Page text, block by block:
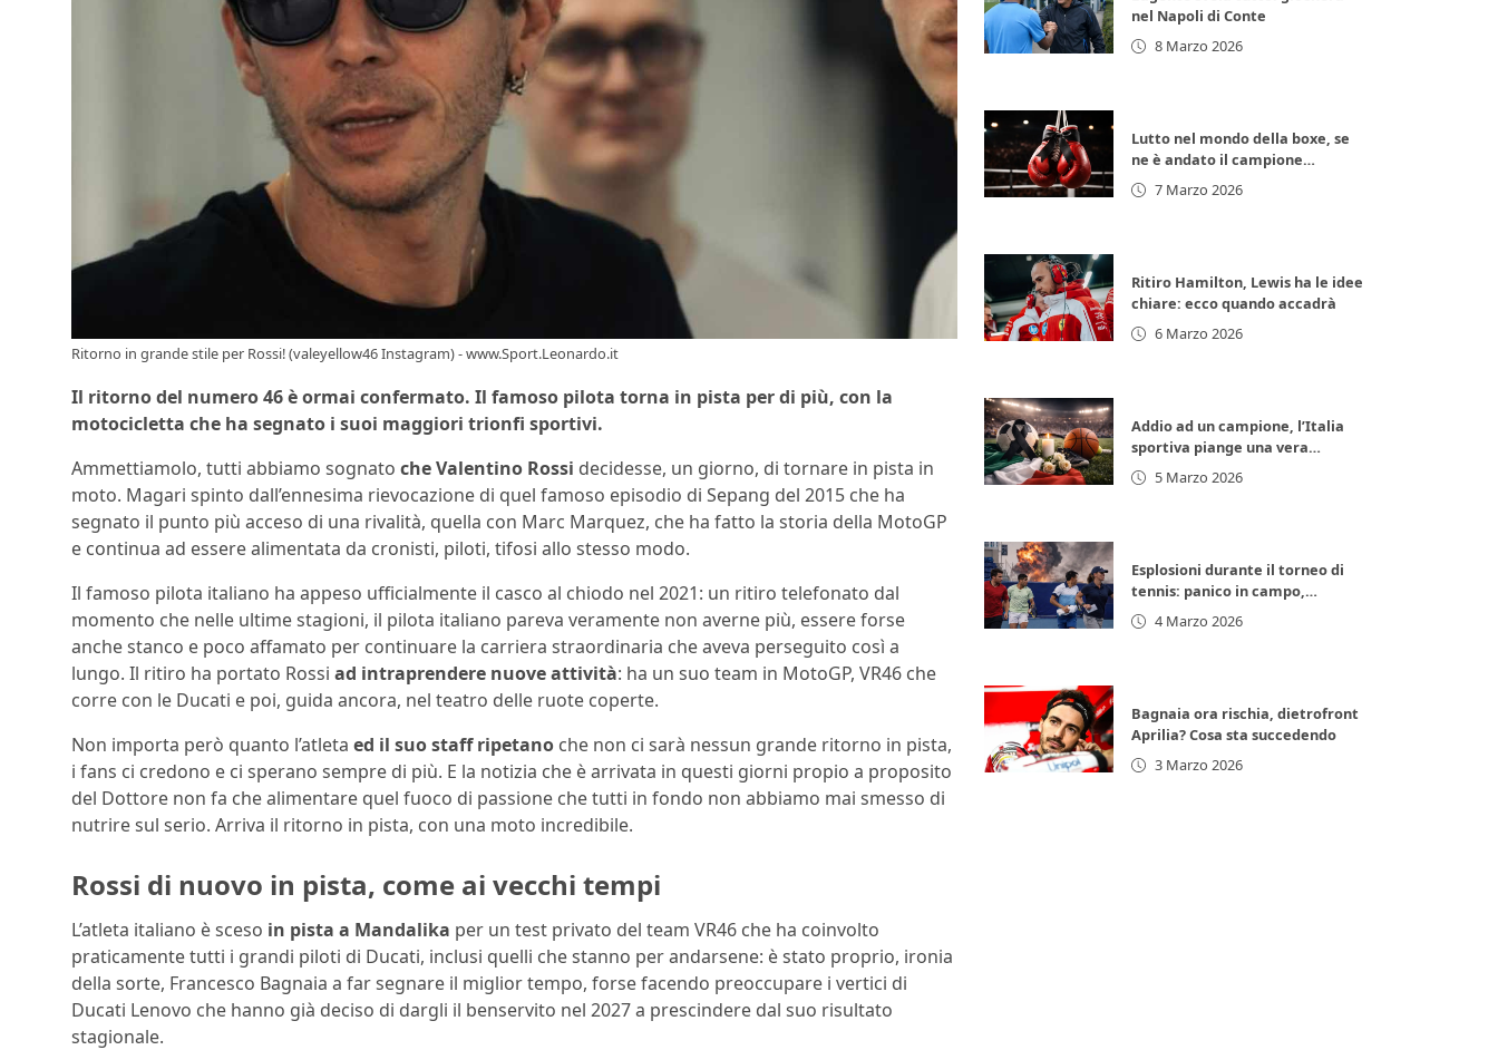
Ritorno in grande stile per Rossi! (valeyellow46 Instagram) - www.Sport.Leonardo.it
Il ritorno del numero 46 è ormai confermato. Il famoso pilota torna in pista per di più, con la
motocicletta che ha segnato i suoi maggiori trionfi sportivi.
Ammettiamolo, tutti abbiamo sognato che Valentino Rossi decidesse, un giorno, di tornare in pista in
moto. Magari spinto dall’ennesima rievocazione di quel famoso episodio di Sepang del 2015 che ha
segnato il punto più acceso di una rivalità, quella con Marc Marquez, che ha fatto la storia della MotoGP
e continua ad essere alimentata da cronisti, piloti, tifosi allo stesso modo.
Il famoso pilota italiano ha appeso ufficialmente il casco al chiodo nel 2021: un ritiro telefonato dal
momento che nelle ultime stagioni, il pilota italiano pareva veramente non averne più, essere forse
anche stanco e poco affamato per continuare la carriera straordinaria che aveva perseguito così a
lungo. Il ritiro ha portato Rossi ad intraprendere nuove attività: ha un suo team in MotoGP, VR46 che
corre con le Ducati e poi, guida ancora, nel teatro delle ruote coperte.
Non importa però quanto l’atleta ed il suo staff ripetano che non ci sarà nessun grande ritorno in pista,
i fans ci credono e ci sperano sempre di più. E la notizia che è arrivata in questi giorni propio a proposito
del Dottore non fa che alimentare quel fuoco di passione che tutti in fondo non abbiamo mai smesso di
nutrire sul serio. Arriva il ritorno in pista, con una moto incredibile.
Rossi di nuovo in pista, come ai vecchi tempi
L’atleta italiano è sceso in pista a Mandalika per un test privato del team VR46 che ha coinvolto
praticamente tutti i grandi piloti di Ducati, inclusi quelli che stanno per andarsene: è stato proprio, ironia
della sorte, Francesco Bagnaia a far segnare il miglior tempo, forse facendo preoccupare i vertici di
Ducati Lenovo che hanno già deciso di dargli il benservito nel 2027 a prescindere dal suo risultato
stagionale.
nel Napoli di Conte
8 Marzo 2026
Lutto nel mondo della boxe, se
ne è andato il campione
d’Europa: lacrime per la
leggenda italiana
7 Marzo 2026
Ritiro Hamilton, Lewis ha le idee
chiare: ecco quando accadrà
6 Marzo 2026
Addio ad un campione, l’Italia
sportiva piange una vera
leggenda
5 Marzo 2026
Esplosioni durante il torneo di
tennis: panico in campo,
giocatori in fuga
4 Marzo 2026
Bagnaia ora rischia, dietrofront
Aprilia? Cosa sta succedendo
3 Marzo 2026